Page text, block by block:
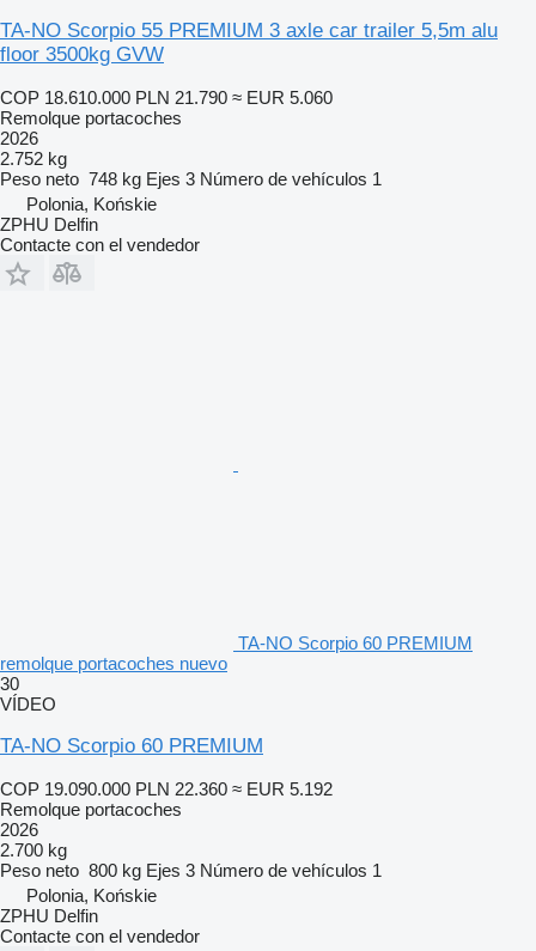
TA-NO Scorpio 55 PREMIUM 3 axle car trailer 5,5m alu
floor 3500kg GVW
COP 18.610.000 PLN 21.790 ≈ EUR 5.060
Remolque portacoches
2026
2.752 kg
Peso neto 748 kg Ejes 3 Número de vehículos 1
Polonia, Końskie
ZPHU Delfin
Contacte con el vendedor
TA-NO Scorpio 60 PREMIUM
remolque portacoches nuevo
30
VÍDEO
TA-NO Scorpio 60 PREMIUM
COP 19.090.000 PLN 22.360 ≈ EUR 5.192
Remolque portacoches
2026
2.700 kg
Peso neto 800 kg Ejes 3 Número de vehículos 1
Polonia, Końskie
ZPHU Delfin
Contacte con el vendedor